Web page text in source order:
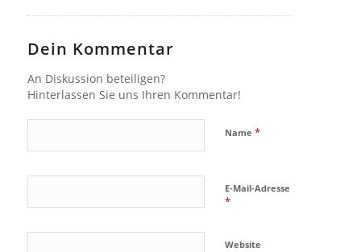
Dein Kommentar
An Diskussion beteiligen?
Hinterlassen Sie uns Ihren Kommentar!
Name *
E-Mail-Adresse
*
Website